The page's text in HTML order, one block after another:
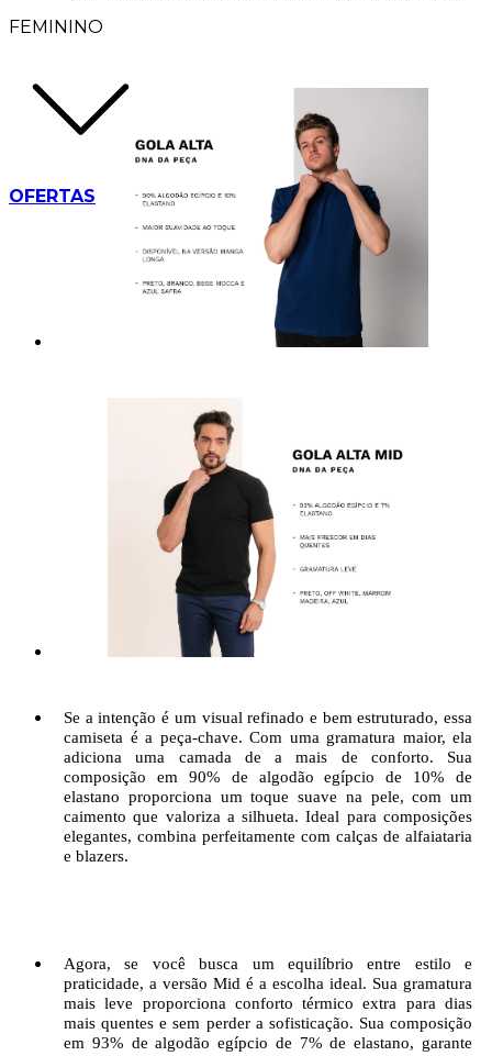
FEMININO
OFERTAS
Se a intenção é um visual refinado e bem estruturado, essa
camiseta é a peça-chave. Com uma gramatura maior, ela
adiciona uma camada de a mais de conforto. Sua
composição em 90% de algodão egípcio de 10% de
elastano proporciona um toque suave na pele, com um
caimento que valoriza a silhueta. Ideal para composições
elegantes, combina perfeitamente com calças de alfaiataria
e blazers.
Agora, se você busca um equilíbrio entre estilo e
praticidade, a versão Mid é a escolha ideal. Sua gramatura
mais leve proporciona conforto térmico extra para dias
mais quentes e sem perder a sofisticação. Sua composição
em 93% de algodão egípcio de 7% de elastano, garante